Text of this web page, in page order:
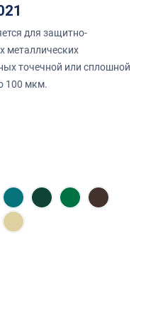
для защитно-
металлических
точечной или сплошной
100 мкм.